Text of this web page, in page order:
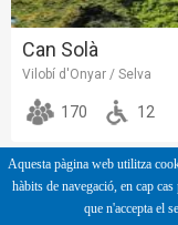
Can Solà
Vilobí d'Onyar / Selva
170 12
Aquesta pàgina web utilitza
hàbits de navegació, en cap
que n'accepta el